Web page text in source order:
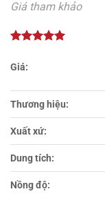
Giá tham khảo
Thương hiệu:
Xuất xứ:
Dung tích:
Nồng độ: